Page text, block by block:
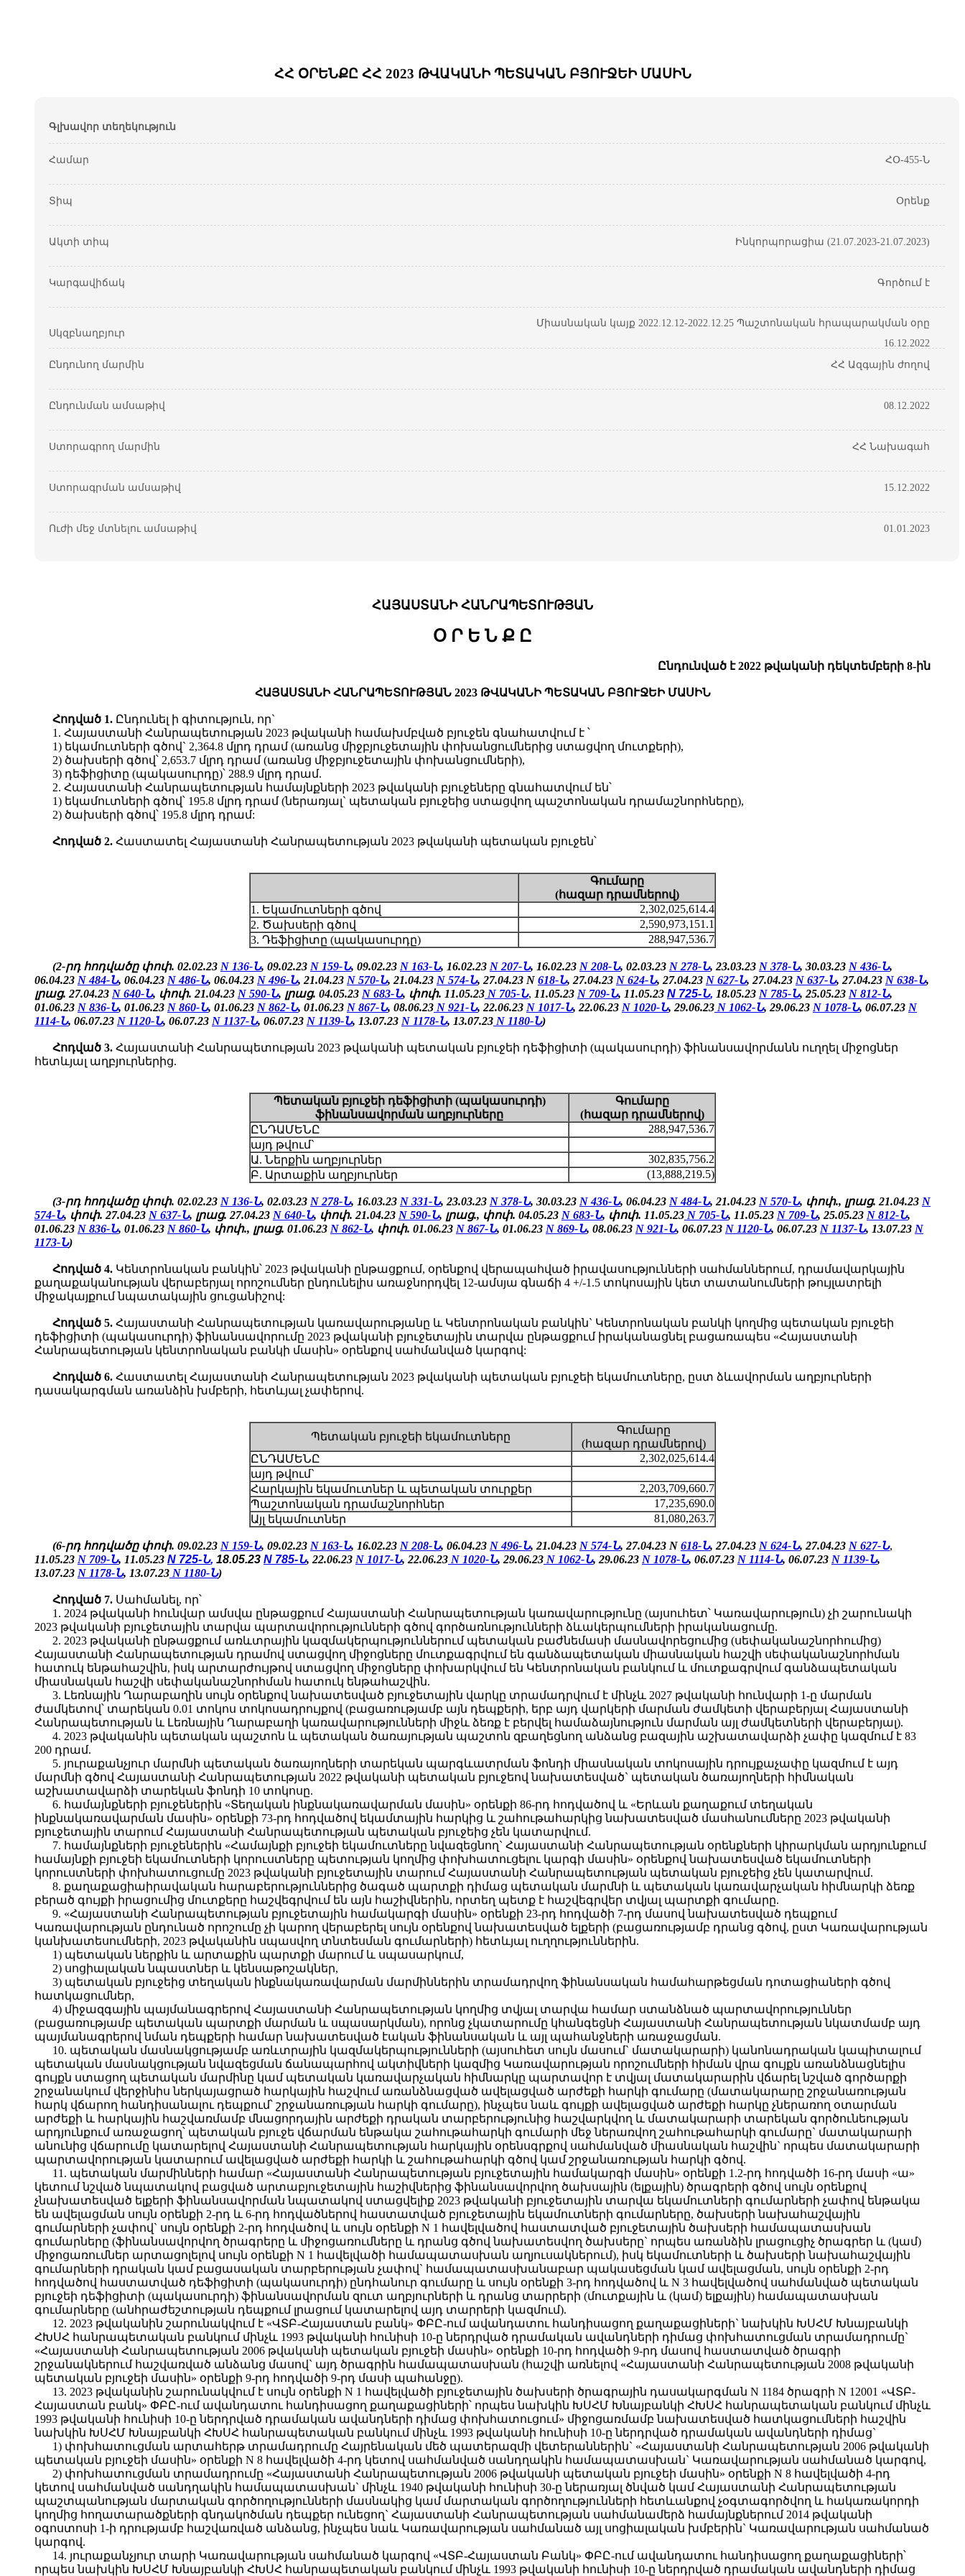
ՀՀ ՕՐԵՆՔԸ ՀՀ 2023 ԹՎԱԿԱՆԻ ՊԵՏԱԿԱՆ ԲՅՈՒՋԵԻ ՄԱՍԻՆ
Գլխավոր տեղեկություն
Համար ՀՕ-455-Ն
Տիպ Օրենք
Ակտի տիպ Ինկորպորացիա (21.07.2023-21.07.2023)
Կարգավիճակ Գործում է
Սկզբնաղբյուր
Միասնական կայք 2022.12.12-2022.12.25 Պաշտոնական հրապարակման օրը
16.12.2022
Ընդունող մարմին
ՀՀ Ազգային ժողով
Ընդունման ամսաթիվ 08.12.2022
Ստորագրող մարմին ՀՀ Նախագահ
Ստորագրման ամսաթիվ 15.12.2022
Ուժի մեջ մտնելու ամսաթիվ 01.01.2023
ՀԱՅԱՍՏԱՆԻ ՀԱՆՐԱՊԵՏՈՒԹՅԱՆ
Օ Ր Ե Ն Ք Ը
Ընդունված է 2022 թվականի դեկտեմբերի 8-ին
ՀԱՅԱՍՏԱՆԻ ՀԱՆՐԱՊԵՏՈՒԹՅԱՆ 2023 ԹՎԱԿԱՆԻ ՊԵՏԱԿԱՆ ԲՅՈՒՋԵԻ ՄԱՍԻՆ
Հոդված 1. Ընդունել ի գիտություն, որ`
1. Հայաստանի Հանրապետության 2023 թվականի համախմբված բյուջեն գնահատվում է ՝
1) եկամուտների գծով` 2,364.8 մլրդ դրամ (առանց միջբյուջետային փոխանցումներից ստացվող մուտքերի),
2) ծախսերի գծով՝ 2,653.7 մլրդ դրամ (առանց միջբյուջետային փոխանցումների),
3) դեֆիցիտը (պակասուրդը)՝ 288.9 մլրդ դրամ.
2. Հայաստանի Հանրապետության համայնքների 2023 թվականի բյուջեները գնահատվում են՝
1) եկամուտների գծով՝ 195.8 մլրդ դրամ (ներառյալ` պետական բյուջեից ստացվող պաշտոնական դրամաշնորհները),
2) ծախսերի գծով՝ 195.8 մլրդ դրամ:
Հոդված 2. Հաստատել Հայաստանի Հանրապետության 2023 թվականի պետական բյուջեն՝
Գումարը
(հազար դրամներով)
1. Եկամուտների գծով
2,302,025,614.4
2. Ծախսերի գծով
2,590,973,151.1
3. Դեֆիցիտը (պակասուրդը)
288,947,536.7
(2-րդ հոդվածը փոփ. 02.02.23 N 136-Ն, 09.02.23 N 159-Ն, 09.02.23 N 163-Ն, 16.02.23 N 207-Ն, 16.02.23 N 208-Ն, 02.03.23 N 278-Ն, 23.03.23 N 378-Ն, 30.03.23 N 436-Ն,
06.04.23 N 484-Ն, 06.04.23 N 486-Ն, 06.04.23 N 496-Ն, 21.04.23 N 570-Ն, 21.04.23 N 574-Ն, 27.04.23 N 618-Ն, 27.04.23 N 624-Ն, 27.04.23 N 627-Ն, 27.04.23 N 637-Ն, 27.04.23 N 638-Ն,
լրաց. 27.04.23 N 640-Ն, փոփ. 21.04.23 N 590-Ն, լրաց. 04.05.23 N 683-Ն, փոփ. 11.05.23 N 705-Ն, 11.05.23 N 709-Ն, 11.05.23 N 725-Ն, 18.05.23 N 785-Ն, 25.05.23 N 812-Ն,
01.06.23 N 836-Ն, 01.06.23 N 860-Ն, 01.06.23 N 862-Ն, 01.06.23 N 867-Ն, 08.06.23 N 921-Ն, 22.06.23 N 1017-Ն, 22.06.23 N 1020-Ն, 29.06.23 N 1062-Ն, 29.06.23 N 1078-Ն, 06.07.23 N
1114-Ն, 06.07.23 N 1120-Ն, 06.07.23 N 1137-Ն, 06.07.23 N 1139-Ն, 13.07.23 N 1178-Ն, 13.07.23 N 1180-Ն)
Հոդված 3. Հայաստանի Հանրապետության 2023 թվականի պետական բյուջեի դեֆիցիտի (պակասուրդի) ֆինանսավորմանն ուղղել միջոցներ
հետևյալ աղբյուրներից.
Պետական բյուջեի դեֆիցիտի (պակասուրդի)
ֆինանսավորման աղբյուրները
Գումարը
(հազար դրամներով)
ԸՆԴԱՄԵՆԸ
288,947,536.7
այդ թվում`
Ա. Ներքին աղբյուրներ
302,835,756.2
Բ. Արտաքին աղբյուրներ
(13,888,219.5)
(3-րդ հոդվածը փոփ. 02.02.23 N 136-Ն, 02.03.23 N 278-Ն, 16.03.23 N 331-Ն, 23.03.23 N 378-Ն, 30.03.23 N 436-Ն, 06.04.23 N 484-Ն, 21.04.23 N 570-Ն, փոփ., լրաց. 21.04.23 N
574-Ն, փոփ. 27.04.23 N 637-Ն, լրաց. 27.04.23 N 640-Ն, փոփ. 21.04.23 N 590-Ն, լրաց., փոփ. 04.05.23 N 683-Ն, փոփ. 11.05.23 N 705-Ն, 11.05.23 N 709-Ն, 25.05.23 N 812-Ն,
01.06.23 N 836-Ն, 01.06.23 N 860-Ն, փոփ., լրաց. 01.06.23 N 862-Ն, փոփ. 01.06.23 N 867-Ն, 01.06.23 N 869-Ն, 08.06.23 N 921-Ն, 06.07.23 N 1120-Ն, 06.07.23 N 1137-Ն, 13.07.23 N
1173-Ն)
Հոդված 4. Կենտրոնական բանկին՝ 2023 թվականի ընթացքում, օրենքով վերապահված իրավասությունների սահմաններում, դրամավարկային
քաղաքականության վերաբերյալ որոշումներ ընդունելիս առաջնորդվել 12-ամսյա գնաճի 4 +/-1.5 տոկոսային կետ տատանումների թույլատրելի
միջակայքում նպատակային ցուցանիշով:
Հոդված 5. Հայաստանի Հանրապետության կառավարությանը և Կենտրոնական բանկին` Կենտրոնական բանկի կողմից պետական բյուջեի
դեֆիցիտի (պակասուրդի) ֆինանսավորումը 2023 թվականի բյուջետային տարվա ընթացքում իրականացնել բացառապես «Հայաստանի
Հանրապետության կենտրոնական բանկի մասին» օրենքով սահմանված կարգով:
Հոդված 6. Հաստատել Հայաստանի Հանրապետության 2023 թվականի պետական բյուջեի եկամուտները, ըստ ձևավորման աղբյուրների
դասակարգման առանձին խմբերի, հետևյալ չափերով.
Պետական բյուջեի եկամուտները
Գումարը
(հազար դրամներով)
ԸՆԴԱՄԵՆԸ
2,302,025,614.4
այդ թվում`
Հարկային եկամուտներ և պետական տուրքեր
2,203,709,660.7
Պաշտոնական դրամաշնորհներ
17,235,690.0
Այլ եկամուտներ
81,080,263.7
(6-րդ հոդվածը փոփ. 09.02.23 N 159-Ն, 09.02.23 N 163-Ն, 16.02.23 N 208-Ն, 06.04.23 N 496-Ն, 21.04.23 N 574-Ն, 27.04.23 N 618-Ն, 27.04.23 N 624-Ն,27.04.23 N 627-Ն,
11.05.23 N 709-Ն, 11.05.23 N 725-Ն, 18.05.23 N 785-Ն, 22.06.23 N 1017-Ն, 22.06.23 N 1020-Ն, 29.06.23 N 1062-Ն, 29.06.23 N 1078-Ն, 06.07.23 N 1114-Ն, 06.07.23 N 1139-Ն,
13.07.23 N 1178-Ն, 13.07.23 N 1180-Ն)
Հոդված 7. Սահմանել, որ՝
1. 2024 թվականի հունվար ամսվա ընթացքում Հայաստանի Հանրապետության կառավարությունը (այսուհետ՝ Կառավարություն) չի շարունակի
2023 թվականի բյուջետային տարվա պարտավորությունների գծով գործառնությունների ձևակերպումների իրականացումը.
2. 2023 թվականի ընթացքում առևտրային կազմակերպություններում պետական բաժնեմասի մասնավորեցումից (սեփականաշնորհումից)
Հայաստանի Հանրապետության դրամով ստացվող միջոցները մուտքագրվում են գանձապետական միասնական հաշվի սեփականաշնորհման
հատուկ ենթահաշվին, իսկ արտարժույթով ստացվող միջոցները փոխարկվում են Կենտրոնական բանկում և մուտքագրվում գանձապետական
միասնական հաշվի սեփականաշնորհման հատուկ ենթահաշվին.
3. Լեռնային Ղարաբաղին սույն օրենքով նախատեսված բյուջետային վարկը տրամադրվում է մինչև 2027 թվականի հունվարի 1-ը մարման
ժամկետով՝ տարեկան 0.01 տոկոս տոկոսադրույքով (բացառությամբ այն դեպքերի, երբ այդ վարկերի մարման ժամկետի վերաբերյալ Հայաստանի
Հանրապետության և Լեռնային Ղարաբաղի կառավարությունների միջև ձեռք է բերվել համաձայնություն մարման այլ ժամկետների վերաբերյալ).
4. 2023 թվականին պետական պաշտոն և պետական ծառայության պաշտոն զբաղեցնող անձանց բազային աշխատավարձի չափը կազմում է 83
200 դրամ.
5. յուրաքանչյուր մարմնի պետական ծառայողների տարեկան պարգևատրման ֆոնդի միասնական տոկոսային դրույքաչափը կազմում է այդ
մարմնի գծով Հայաստանի Հանրապետության 2022 թվականի պետական բյուջեով նախատեսված` պետական ծառայողների հիմնական
աշխատավարձի տարեկան ֆոնդի 10 տոկոսը.
6. համայնքների բյուջեներին «Տեղական ինքնակառավարման մասին» օրենքի 86-րդ հոդվածով և «Երևան քաղաքում տեղական
ինքնակառավարման մասին» օրենքի 73-րդ հոդվածով եկամտային հարկից և շահութահարկից նախատեսված մասհանումները 2023 թվականի
բյուջետային տարում Հայաստանի Հանրապետության պետական բյուջեից չեն կատարվում.
7. համայնքների բյուջեներին «Համայնքի բյուջեի եկամուտները նվազեցնող` Հայաստանի Հանրապետության օրենքների կիրարկման արդյունքում
համայնքի բյուջեի եկամուտների կորուստները պետության կողմից փոխհատուցելու կարգի մասին» օրենքով նախատեսված եկամուտների
կորուստների փոխհատուցումը 2023 թվականի բյուջետային տարում Հայաստանի Հանրապետության պետական բյուջեից չեն կատարվում.
8. քաղաքացիաիրավական հարաբերություններից ծագած պարտքի դիմաց պետական մարմնի և պետական կառավարչական հիմնարկի ձեռք
բերած գույքի իրացումից մուտքերը հաշվեգրվում են այն հաշիվներին, որտեղ պետք է հաշվեգրվեր տվյալ պարտքի գումարը.
9. «Հայաստանի Հանրապետության բյուջետային համակարգի մասին» օրենքի 23-րդ հոդվածի 7-րդ մասով նախատեսված դեպքում
Կառավարության ընդունած որոշումը չի կարող վերաբերել սույն օրենքով նախատեսված ելքերի (բացառությամբ դրանց գծով, ըստ Կառավարության
կանխատեսումների, 2023 թվականին սպասվող տնտեսման գումարների) հետևյալ ուղղություններին.
1) պետական ներքին և արտաքին պարտքի մարում և սպասարկում,
2) սոցիալական նպաստներ և կենսաթոշակներ,
3) պետական բյուջեից տեղական ինքնակառավարման մարմիններին տրամադրվող ֆինանսական համահարթեցման դոտացիաների գծով
հատկացումներ,
4) միջազգային պայմանագրերով Հայաստանի Հանրապետության կողմից տվյալ տարվա համար ստանձնած պարտավորություններ
(բացառությամբ պետական պարտքի մարման և սպասարկման), որոնց չկատարումը կհանգեցնի Հայաստանի Հանրապետության նկատմամբ այդ
պայմանագրերով նման դեպքերի համար նախատեսված էական ֆինանսական և այլ պահանջների առաջացման.
10. պետական մասնակցությամբ առևտրային կազմակերպությունների (այսուհետ սույն մասում` մատակարարի) կանոնադրական կապիտալում
պետական մասնակցության նվազեցման ճանապարհով ակտիվների կազմից Կառավարության որոշումների հիման վրա գույքն առանձնացնելիս
գույքն ստացող պետական մարմինը կամ պետական կառավարչական հիմնարկը պարտավոր է տվյալ մատակարարին վճարել նշված գործարքի
շրջանակում վերջինիս ներկայացրած հարկային հաշվում առանձնացված ավելացված արժեքի հարկի գումարը (մատակարարը շրջանառության
հարկ վճարող հանդիսանալու դեպքում՝ շրջանառության հարկի գումարը), ինչպես նաև գույքի ավելացված արժեքի հարկը չներառող օտարման
արժեքի և հարկային հաշվառմամբ մնացորդային արժեքի դրական տարբերությունից հաշվարկվող և մատակարարի տարեկան գործունեության
արդյունքում առաջացող՝ պետական բյուջե վճարման ենթակա շահութահարկի գումարի մեջ ներառվող շահութահարկի գումարը` մատակարարի
անունից վճարումը կատարելով Հայաստանի Հանրապետության հարկային օրենսգրքով սահմանված միասնական հաշվին` որպես մատակարարի
պարտավորության կատարում ավելացված արժեքի հարկի և շահութահարկի գծով կամ շրջանառության հարկի գծով.
11. պետական մարմինների համար «Հայաստանի Հանրապետության բյուջետային համակարգի մասին» օրենքի 1.2-րդ հոդվածի 16-րդ մասի «ա»
կետում նշված նպատակով բացված արտաբյուջետային հաշիվներից ֆինանսավորվող ծախսային (ելքային) ծրագրերի գծով սույն օրենքով
չնախատեսված ելքերի ֆինանսավորման նպատակով ստացվելիք 2023 թվականի բյուջետային տարվա եկամուտների գումարների չափով ենթակա
են ավելացման սույն օրենքի 2-րդ և 6-րդ հոդվածներով հաստատված բյուջետային եկամուտների գումարները, ծախսերի նախահաշվային
գումարների չափով` սույն օրենքի 2-րդ հոդվածով և սույն օրենքի N 1 հավելվածով հաստատված բյուջետային ծախսերի համապատասխան
գումարները (ֆինանսավորվող ծրագրերը և միջոցառումները և դրանց գծով նախատեսվող ծախսերը` որպես առանձին լրացուցիչ ծրագրեր և (կամ)
միջոցառումներ արտացոլելով սույն օրենքի N 1 հավելվածի համապատասխան աղյուսակներում), իսկ եկամուտների և ծախսերի նախահաշվային
գումարների դրական կամ բացասական տարբերության չափով` համապատասխանաբար պակասեցման կամ ավելացման, սույն օրենքի 2-րդ
հոդվածով հաստատված դեֆիցիտի (պակասուրդի) ընդհանուր գումարը և սույն օրենքի 3-րդ հոդվածով և N 3 հավելվածով սահմանված պետական
բյուջեի դեֆիցիտի (պակասուրդի) ֆինանսավորման զուտ աղբյուրների և դրանց տարրերի (մուտքային և (կամ) ելքային) համապատասխան
գումարները (անհրաժեշտության դեպքում լրացում կատարելով այդ տարրերի կազմում).
12. 2023 թվականին շարունակվում է «ՎՏԲ-Հայաստան բանկ» ՓԲԸ-ում ավանդատու հանդիսացող քաղաքացիների` նախկին ԽՍՀՄ Խնայբանկի
ՀԽՍՀ հանրապետական բանկում մինչև 1993 թվականի հունիսի 10-ը ներդրված դրամական ավանդների դիմաց փոխհատուցման տրամադրումը`
«Հայաստանի Հանրապետության 2006 թվականի պետական բյուջեի մասին» օրենքի 10-րդ հոդվածի 9-րդ մասով հաստատված ծրագրի
շրջանակներում հաշվառված անձանց մասով` այդ ծրագրին համապատասխան (հաշվի առնելով «Հայաստանի Հանրապետության 2008 թվականի
պետական բյուջեի մասին» օրենքի 9-րդ հոդվածի 9-րդ մասի պահանջը).
13. 2023 թվականին շարունակվում է սույն օրենքի N 1 հավելվածի բյուջետային ծախսերի ծրագրային դասակարգման N 1184 ծրագրի N 12001 «ՎՏԲ-
Հայաստան բանկ» ՓԲԸ-ում ավանդատու հանդիսացող քաղաքացիների՝ որպես նախկին ԽՍՀՄ Խնայբանկի ՀԽՍՀ հանրապետական բանկում մինչև
1993 թվականի հունիսի 10-ը ներդրված դրամական ավանդների դիմաց փոխհատուցում» միջոցառմամբ նախատեսված հատկացումների հաշվին
նախկին ԽՍՀՄ Խնայբանկի ՀԽՍՀ հանրապետական բանկում մինչև 1993 թվականի հունիսի 10-ը ներդրված դրամական ավանդների դիմաց`
1) փոխհատուցման արտահերթ տրամադրումը Հայրենական մեծ պատերազմի վետերաններին` «Հայաստանի Հանրապետության 2006 թվականի
պետական բյուջեի մասին» օրենքի N 8 հավելվածի 4-րդ կետով սահմանված սանդղակին համապատասխան` Կառավարության սահմանած կարգով,
2) փոխհատուցման տրամադրումը «Հայաստանի Հանրապետության 2006 թվականի պետական բյուջեի մասին» օրենքի N 8 հավելվածի 4-րդ
կետով սահմանված սանդղակին համապատասխան` մինչև 1940 թվականի հունիսի 30-ը ներառյալ ծնված կամ Հայաստանի Հանրապետության
պաշտպանության մարտական գործողությունների մասնակից կամ մարտական գործողությունների հետևանքով չօգտագործվող և հակառակորդի
կողմից հողատարածքների գնդակոծման դեպքեր ունեցող` Հայաստանի Հանրապետության սահմանամերձ համայնքներում 2014 թվականի
օգոստոսի 1-ի դրությամբ հաշվառված անձանց, ինչպես նաև Կառավարության սահմանած այլ սոցիալական խմբերին` Կառավարության սահմանած
կարգով.
14. յուրաքանչյուր տարի Կառավարության սահմանած կարգով «ՎՏԲ-Հայաստան Բանկ» ՓԲԸ-ում ավանդատու հանդիսացող քաղաքացիների՝
որպես նախկին ԽՍՀՄ Խնայբանկի ՀԽՍՀ հանրապետական բանկում մինչև 1993 թվականի հունիսի 10-ը ներդրված դրամական ավանդների դիմաց